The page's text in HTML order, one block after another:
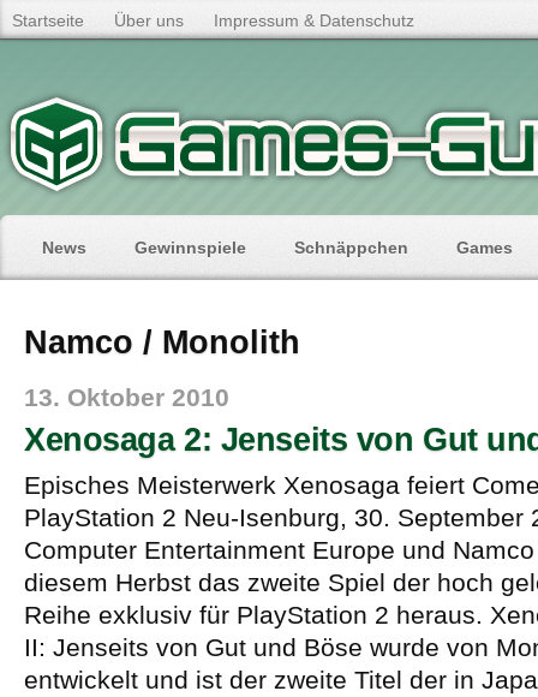
Startseite Über uns Impressum & Datenschutz
News Gewinnspiele Schnäppchen Games
Namco / Monolith
13. Oktober 2010
Xenosaga 2: Jenseits von Gut
Episches Meisterwerk Xenosaga feiert
PlayStation 2 Neu-Isenburg, 30. September
Computer Entertainment Europe und
diesem Herbst das zweite Spiel der hoch
Reihe exklusiv für PlayStation 2 heraus.
II: Jenseits von Gut und Böse wurde von
entwickelt und ist der zweite Titel der in